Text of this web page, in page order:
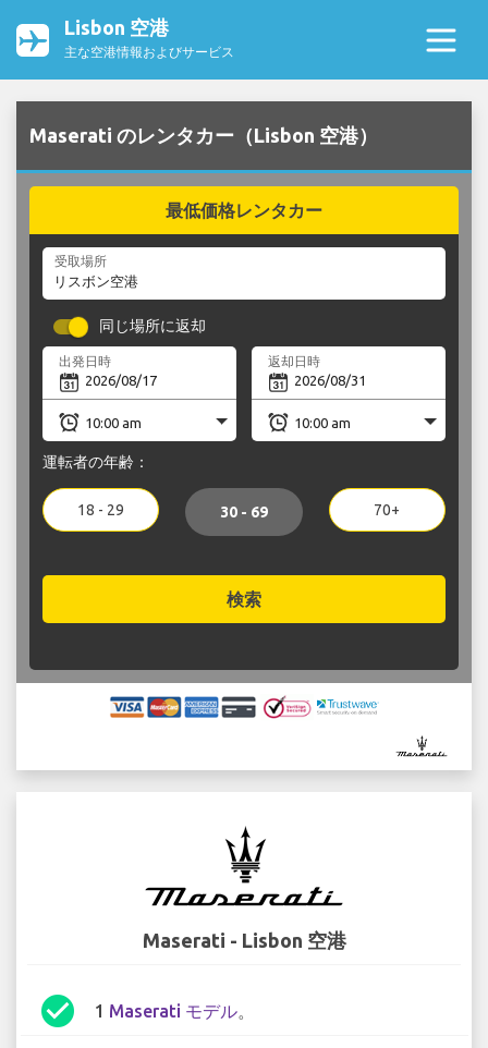
Lisbon 空港
主な空港情報およびサービス
Maserati のレンタカー（Lisbon 空港）
最低価格レンタカー
受取場所
同じ場所に返却
出発日時 返却日時
運転者の年齢：
18 - 29 30 - 69 70+
検索
Maserati - Lisbon 空港
check_circle 1 Maserati モデル。